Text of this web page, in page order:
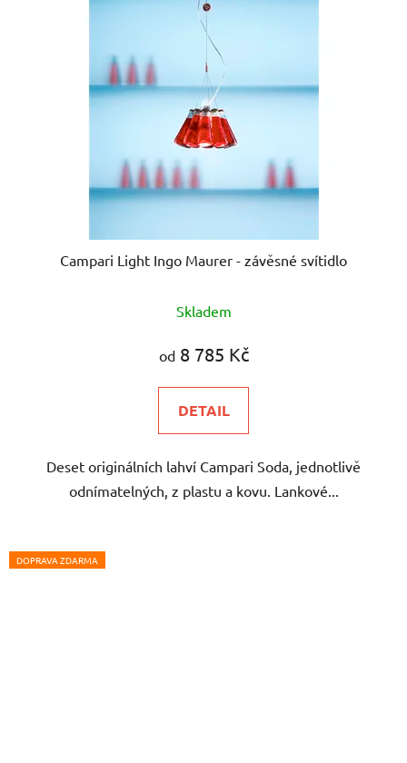
Campari Light Ingo Maurer - závěsné svítidlo
Skladem
od8 785 Kč
DETAIL
Deset originálních lahví Campari Soda, jednotlivě
odnímatelných, z plastu a kovu. Lankové...
DOPRAVA ZDARMA